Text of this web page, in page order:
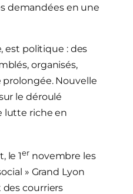
demandées en une
est politique : des
organisés,
Nouvelle
le déroulé
lutte riche en
le 1er novembre les
» Grand Lyon
des courriers